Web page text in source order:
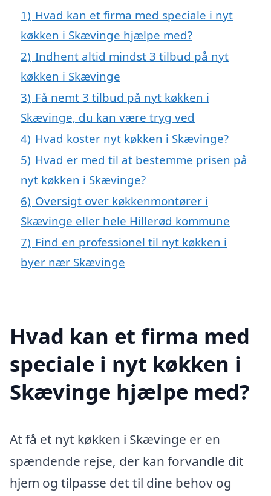
1) Hvad kan et firma med speciale i nyt
køkken i Skævinge hjælpe med?
2) Indhent altid mindst 3 tilbud på nyt
køkken i Skævinge
3) Få nemt 3 tilbud på nyt køkken i
Skævinge, du kan være tryg ved
4) Hvad koster nyt køkken i Skævinge?
5) Hvad er med til at bestemme prisen på
nyt køkken i Skævinge?
6) Oversigt over køkkenmontører i
Skævinge eller hele Hillerød kommune
7) Find en professionel til nyt køkken i
byer nær Skævinge
Hvad kan et firma med
speciale i nyt køkken i
Skævinge hjælpe med?
At få et nyt køkken i Skævinge er en
spændende rejse, der kan forvandle dit
hjem og tilpasse det til dine behov og